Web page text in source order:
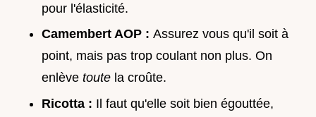
pour l'élasticité.
Camembert AOP : Assurez vous qu'il soit à
point, mais pas trop coulant non plus. On
enlève toute la croûte.
Ricotta : Il faut qu'elle soit bien égouttée,